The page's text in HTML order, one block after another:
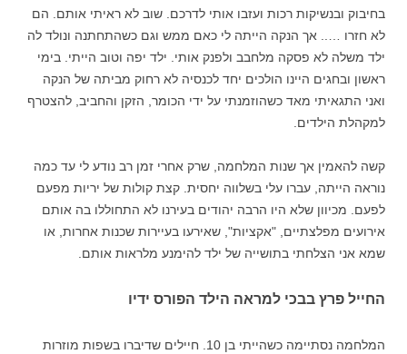
בחיבוק ובנשיקות רכות ועזבו אותי לדרכם. שוב לא ראיתי אותם. הם
לא חזרו ….. אך הנקה הייתה לי כאם ממש וגם כשהתחתנה ונולד לה
ילד משלה לא פסקה מלחבב ולפנק אותי. ילד יפה וטוב הייתי. בימי
ראשון ובחגים היינו הולכים יחד לכנסיה לא רחוק מביתה של הנקה
ואני התגאיתי מאד כשהוזמנתי על ידי הכומר, הזקן והחביב, להצטרף
למקהלת הילדים.
קשה להאמין אך שנות המלחמה, שרק אחרי זמן רב נודע לי עד כמה
נוראה הייתה, עברו עלי בשלווה יחסית. קצת קולות של יריות מפעם
לפעם. מכיוון שלא היו הרבה יהודים בעירנו לא התחוללו בה אותם
אירועים מפלצתיים, "אקציות", שאירעו בעיירות שכנות אחרות, או
שמא אני הצלחתי בתושייה של ילד להימנע מלראות אותם.
החייל פרץ בבכי למראה הילד הפורס ידיו
המלחמה נסתיימה כשהייתי בן 10. חיילים שדיברו בשפות מוזרות